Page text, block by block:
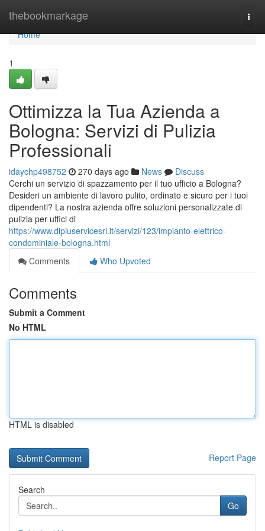
thebookmarkage
Home
Home
1
Ottimizza la Tua Azienda a
Bologna: Servizi di Pulizia
Professionali
idaychp498752 270 days ago News
Discuss
Cerchi un servizio di spazzamento per il tuo ufficio a Bologna?
Desideri un ambiente di lavoro pulito, ordinato e sicuro per i tuoi
dipendenti? La nostra azienda offre soluzioni personalizzate di
pulizia per uffici di
https://www.dipiuservicesrl.it/servizi/123/impianto-elettrico-
condominiale-bologna.html
Comments
Who Upvoted
Comments
Submit a Comment
No HTML
HTML is disabled
Report Page
Search
Go